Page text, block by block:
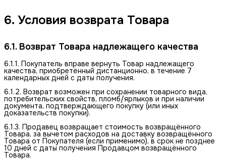
6. Условия возврата Товара
6.1. Возврат Товара надлежащего качества
6.1.1. Покупатель вправе вернуть Товар надлежащего
качества, приобретённый дистанционно, в течение 7
календарных дней с даты получения.
6.1.2. Возврат возможен при сохранении товарного вида,
потребительских свойств, пломб/ярлыков и при наличии
документа, подтверждающего покупку (или иных
доказательств покупки).
6.1.3. Продавец возвращает стоимость возвращённого
Товара, за вычетом расходов на доставку возвращённого
Товара от Покупателя (если применимо), в срок не позднее
10 дней с даты получения Продавцом возвращённого
Товара.